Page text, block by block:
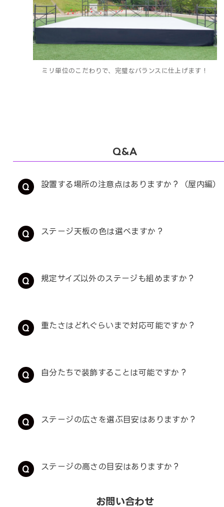
ミリ単位のこだわりで、完璧なバランスに仕上げます！
Q&A
設置する場所の注意点はありますか？（屋内編）
ステージ天板の色は選べますか？
規定サイズ以外のステージも組めますか？
重たさはどれぐらいまで対応可能ですか？
自分たちで装飾することは可能ですか？
ステージの広さを選ぶ目安はありますか？
ステージの高さの目安はありますか？
お問い合わせ